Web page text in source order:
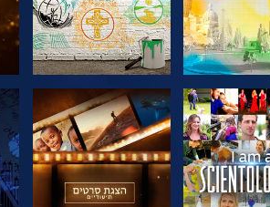
את הסדרה בדוק את הסדרה